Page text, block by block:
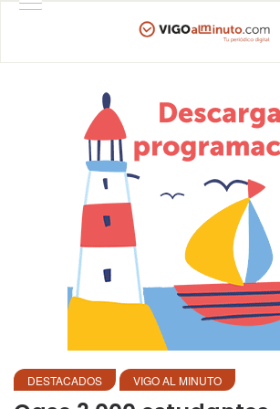
DESTACADOS VIGO AL MINUTO